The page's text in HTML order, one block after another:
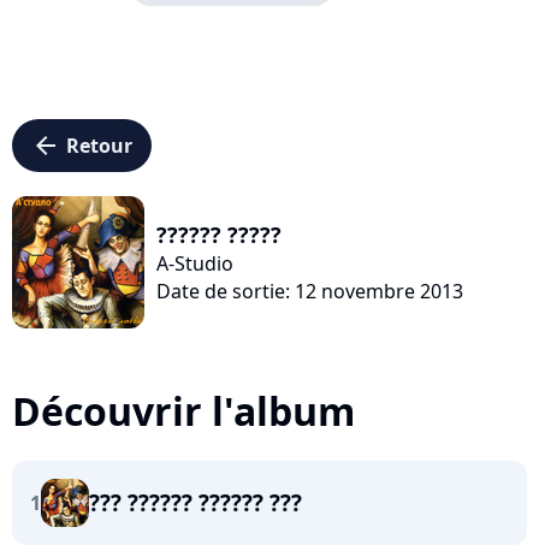
arrow_left Retour
?????? ?????
A-Studio
Date de sortie: 12 novembre 2013
Découvrir l'album
1 ??? ?????? ?????? ???